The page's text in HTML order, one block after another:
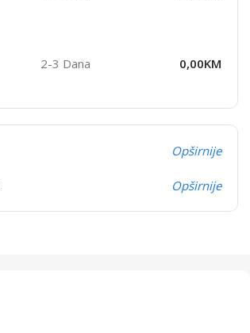
2-3 Dana 0,00KM
Opširnije
Opširnije